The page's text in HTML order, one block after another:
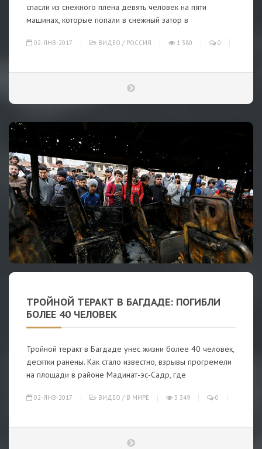
спасли из снежного плена девять человек на пяти
машинах, которые попали в снежный затор в
02-ЯНВ-2017 ВИДЕО / РОССИЯ 1 380 0
ТРОЙНОЙ ТЕРАКТ В БАГДАДЕ: ПОГИБЛИ
БОЛЕЕ 40 ЧЕЛОВЕК
Тройной теракт в Багдаде унес жизни более 40 человек,
десятки ранены. Как стало известно, взрывы прогремели
на площади в районе Мадинат-эс-Садр, где
02-ЯНВ-2017 ВИДЕО / В МИРЕ 3 349 0